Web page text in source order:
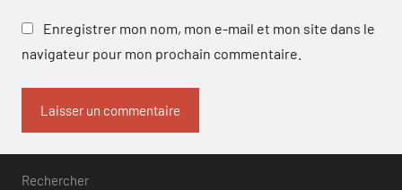
Enregistrer mon nom, mon e-mail et mon site dans le
navigateur pour mon prochain commentaire.
Rechercher